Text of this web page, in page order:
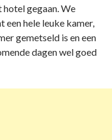
hotel gegaan. We
een hele leuke kamer,
gemetseld is en een
dagen wel goed